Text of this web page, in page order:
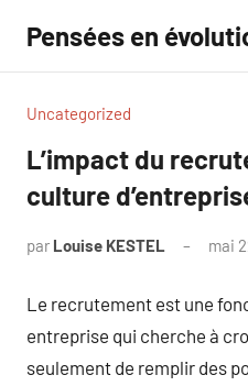
contenu
Pensées en
Uncategorized
L’impact du
culture
par Louise KESTEL mai
Le recrutement est une
entreprise qui cherche à
seulement de remplir des